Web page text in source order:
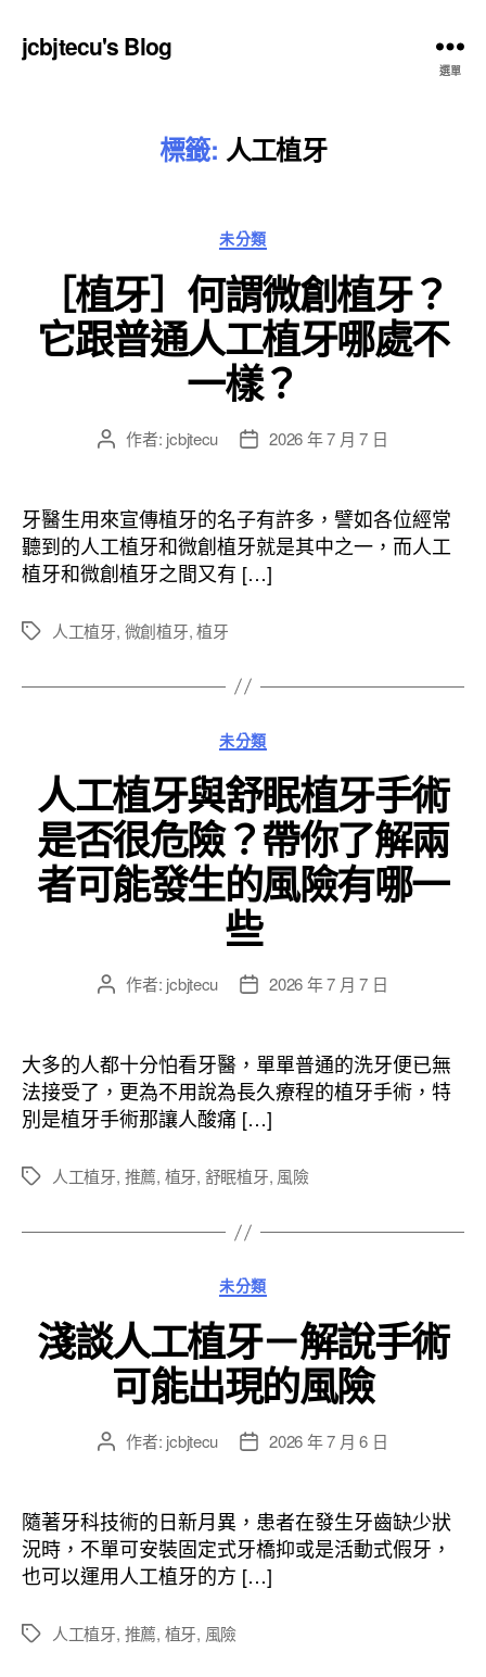
jcbjtecu's Blog
選單
標籤: 人工植牙
分
類
未分類
［植牙］何謂微創植牙？
它跟普通人工植牙哪處不
一樣？
文
者
作者: jcbjtecu
文
佈
日
期
2026 年 7 月 7 日
牙醫生用來宣傳植牙的名子有許多，譬如各位經常
聽到的人工植牙和微創植牙就是其中之一，而人工
植牙和微創植牙之間又有 […]
標
人工植牙, 微創植牙,植牙
分
類
未分類
人工植牙與舒眠植牙手術
是否很危險？帶你了解兩
者可能發生的風險有哪一
些
文
者
作者: jcbjtecu
文
佈
日
期
2026 年 7 月 7 日
大多的人都十分怕看牙醫，單單普通的洗牙便已無
法接受了，更為不用說為長久療程的植牙手術，特
別是植牙手術那讓人酸痛 […]
標
人工植牙, 推薦, 植牙, 舒眠植牙, 風險
分
類
未分類
淺談人工植牙－解說手術
可能出現的風險
文
者
作者: jcbjtecu
文
佈
日
期
2026 年 7 月 6 日
隨著牙科技術的日新月異，患者在發生牙齒缺少狀
況時，不單可安裝固定式牙橋抑或是活動式假牙，
也可以運用人工植牙的方 […]
標
人工植牙, 推薦, 植牙, 風險